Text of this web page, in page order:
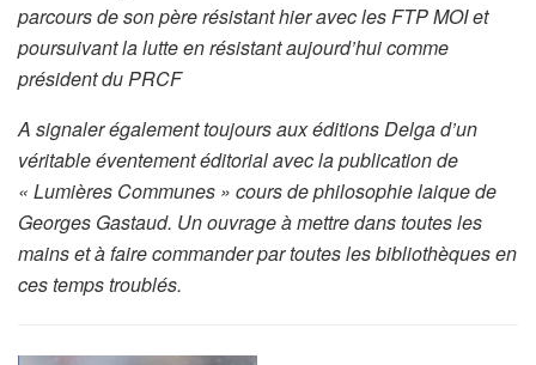
parcours de son père résistant hier avec les FTP MOI et
poursuivant la lutte en résistant aujourd’hui comme
président du PRCF
A signaler également toujours aux éditions Delga d’un
véritable éventement éditorial avec la publication de
« Lumières Communes » cours de philosophie laique de
Georges Gastaud. Un ouvrage à mettre dans toutes les
mains et à faire commander par toutes les bibliothèques en
ces temps troublés.